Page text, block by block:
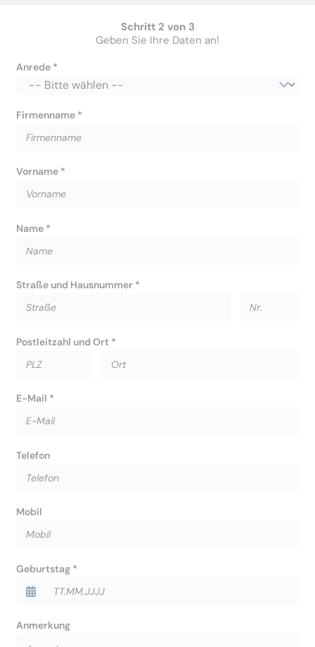
Schritt 2 von 3
Geben Sie Ihre Daten an!
Anrede *
Firmenname *
Vorname *
Name *
Straße und Hausnummer *
Postleitzahl und Ort *
E-Mail *
Telefon
Mobil
Geburtstag *
Anmerkung